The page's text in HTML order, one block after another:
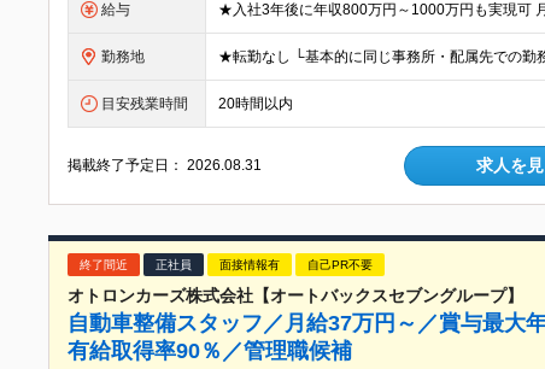
給与
勤務地
目安残業時間 20時間以内
掲載終了予定日：2026.08.31 求人を
終了間近 正社員 面接情報有 自己PR不要
オトロンカーズ株式会社【オートバックスセブングループ】
自動車整備スタッフ／月給37万円～／賞与最大
有給取得率90％／管理職候補